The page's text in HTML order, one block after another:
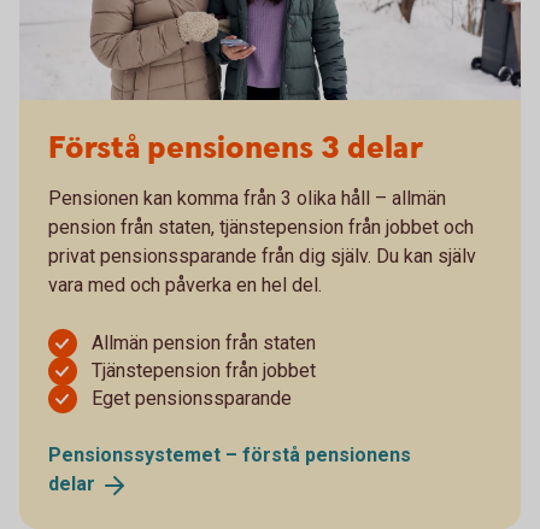
Förstå pensionens 3 delar
Pensionen kan komma från 3 olika håll – allmän
pension från staten, tjänstepension från jobbet och
privat pensionssparande från dig själv. Du kan själv
vara med och påverka en hel del.
Allmän pension från staten
Tjänstepension från jobbet
Eget pensionssparande
Pensionssystemet – förstå pensionens
delar